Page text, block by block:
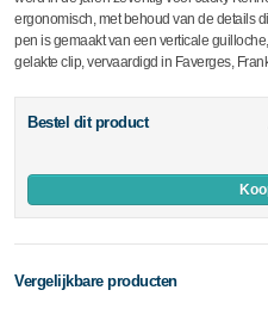
ergonomisch, met behoud van de details
pen is gemaakt van een verticale
gelakte clip, vervaardigd in Faverges,
Bestel dit product
Vergelijkbare producten